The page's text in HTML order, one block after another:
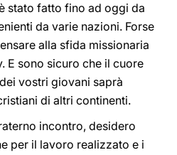
stato fatto fino ad oggi da
da varie nazioni. Forse
alla sfida missionaria
E sono sicuro che il cuore
vostri giovani saprà
di altri continenti.
incontro, desidero
per il lavoro realizzato e i